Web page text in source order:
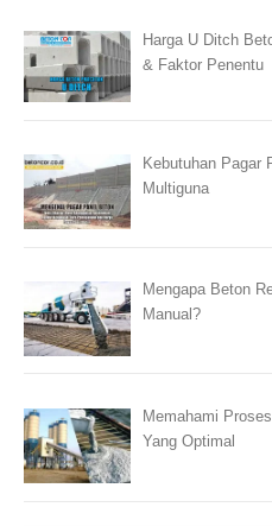
Harga U Ditch
& Faktor Penentu
Kebutuhan Pagar
Multiguna
Mengapa Beton
Manual?
Memahami
Yang Optimal